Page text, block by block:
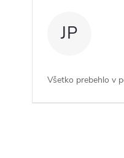
JP
Všetko prebehlo v